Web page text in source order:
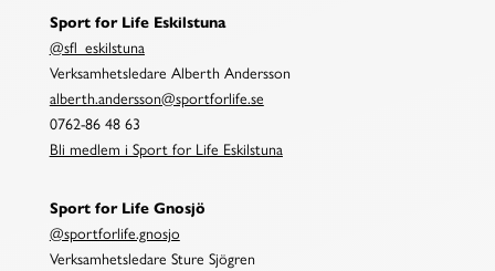
Sport for Life Eskilstuna
@sfl_eskilstuna
Verksamhetsledare Alberth Andersson
alberth.andersson@sportforlife.se
0762-86 48 63
Bli medlem i Sport for Life Eskilstuna
Sport for Life Gnosjö
@sportforlife.gnosjo
Verksamhetsledare Sture Sjögren